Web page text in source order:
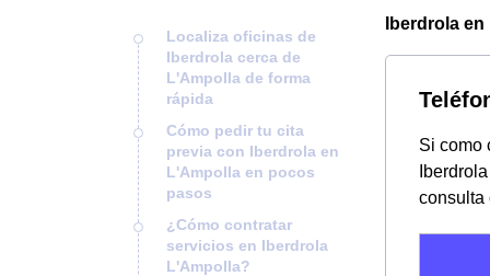
Localiza oficinas de
Iberdrola cerca de
L'Ampolla de forma
rápida
Cómo pedir tu cita
previa con Iberdrola en
L'Ampolla en pocos
pasos
¿Cómo contratar
servicios en Iberdrola
L'Ampolla?
Iberdrola
Si como
consulta